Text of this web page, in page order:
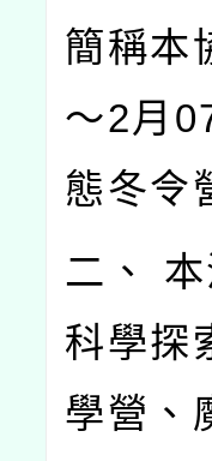
簡稱本
～2月
態冬令
二、
科學探
學營、